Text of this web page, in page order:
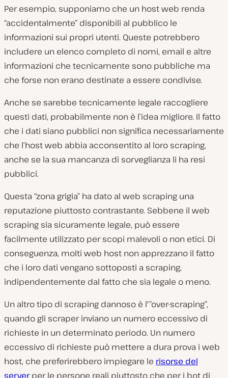
Per esempio, supponiamo che un host web renda
“accidentalmente” disponibili al pubblico le
informazioni sui propri utenti. Queste potrebbero
includere un elenco completo di nomi, email e altre
informazioni che tecnicamente sono pubbliche ma
che forse non erano destinate a essere condivise.
Anche se sarebbe tecnicamente legale raccogliere
questi dati, probabilmente non è l’idea migliore. Il fatto
che i dati siano pubblici non significa necessariamente
che l’host web abbia acconsentito al loro scraping,
anche se la sua mancanza di sorveglianza li ha resi
pubblici.
Questa “zona grigia” ha dato al web scraping una
reputazione piuttosto contrastante. Sebbene il web
scraping sia sicuramente legale, può essere
facilmente utilizzato per scopi malevoli o non etici. Di
conseguenza, molti web host non apprezzano il fatto
che i loro dati vengano sottoposti a scraping,
indipendentemente dal fatto che sia legale o meno.
Un altro tipo di scraping dannoso è l'”over-scraping”,
quando gli scraper inviano un numero eccessivo di
richieste in un determinato periodo. Un numero
eccessivo di richieste può mettere a dura prova i web
host, che preferirebbero impiegare le risorse del
serverper le persone reali piuttosto che per i bot di